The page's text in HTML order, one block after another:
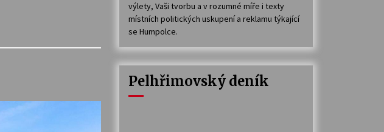
výlety, Vaši tvorbu a v rozumné míře i texty
místních politických uskupení a reklamu týkající
se Humpolce.
Pelhřimovský deník